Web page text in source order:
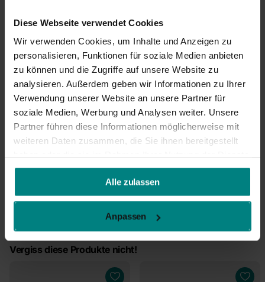
Diese Webseite verwendet Cookies
Wir verwenden Cookies, um Inhalte und Anzeigen zu
personalisieren, Funktionen für soziale Medien anbieten
zu können und die Zugriffe auf unsere Website zu
analysieren. Außerdem geben wir Informationen zu Ihrer
Verwendung unserer Website an unsere Partner für
soziale Medien, Werbung und Analysen weiter. Unsere
Partner führen diese Informationen möglicherweise mit
weiteren Daten zusammen, die Sie ihnen bereitgestellt
gesammelt haben.
Alle zulassen
Anpassen
Zum Warenkorb
hinzufügen
JetztKaufen, später zahlen mitKlarna
Lieferung mit DHL:1–2 Werktage
2,95€*
Vergiss diese Produkte nicht!